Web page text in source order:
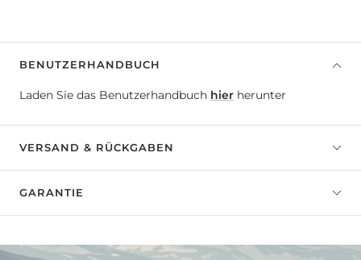
BENUTZERHANDBUCH
Laden Sie das Benutzerhandbuch hier herunter
VERSAND & RÜCKGABEN
GARANTIE